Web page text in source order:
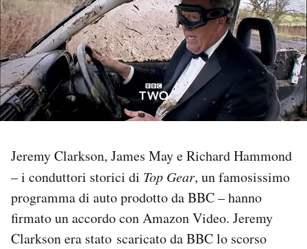
NEWSLETTER
I MIEI PREFERITI
SHOP
AREA PERSONALE
Area Personale
Jeremy Clarkson, James May e Richard Hammond
– i conduttori storici di Top Gear, un famosissimo
programma di auto prodotto da BBC – hanno
firmato un accordo con Amazon Video. Jeremy
Clarkson era stato scaricato da BBC lo scorso